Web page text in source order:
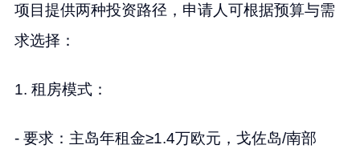
项目提供两种投资路径，申请人可根据预算与需
求选择：
1. 租房模式：
- 要求：主岛年租金≥1.4万欧元，戈佐岛/南部